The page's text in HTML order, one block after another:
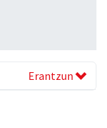
Erantzun